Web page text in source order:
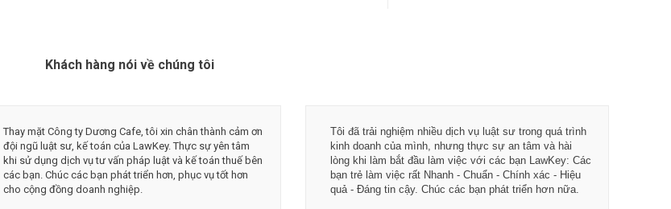
Khách hàng nói về chúng tôi
Mình thật sự cảm ơn đội ngũ công ty luật và dịch vụ kế
toán LawKey về độ nhiệt tình và tốc độ làm việc. Tôi
rất an tâm và tin tưởng khi làm việc với LawKey, đặc
biệt là được chủ tịch Hà trực tiếp tư vấn. Chúc các bạn
phát triển thịnh vượng và đột phá hơn nữa.
Tôi đã trải nghiệm nhiều dịch vụ luật sư trong quá trình
kinh doanh của mình, nhưng thực sự an tâm và hài
lòng khi làm bắt đầu làm việc với các bạn LawKey: Các
bạn trẻ làm việc rất Nhanh - Chuẩn - Chính xác - Hiệu
quả - Đáng tin cậy. Chúc các bạn phát triển hơn nữa.